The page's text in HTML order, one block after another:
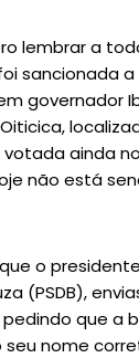
lembrar a
sancionada a
governador
votada ainda
não está
o
(PSDB),
que a
nome